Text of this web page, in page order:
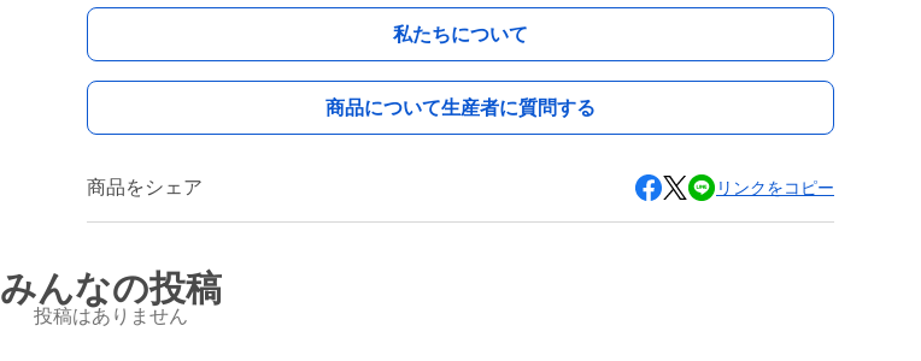
私たちについて
商品について生産者に質問する
商品をシェア リンクをコピー
みんなの投稿
投稿はありません